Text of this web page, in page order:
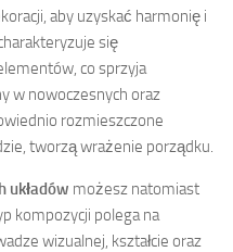
aby uzyskać harmonię i
się
co sprzyja
w nowoczesnych oraz
rozmieszczone
tworzą wrażenie porządku.
układów możesz natomiast
kompozycji polega na
wizualnej, kształcie oraz